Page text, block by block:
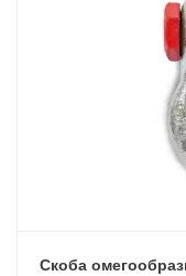
Скоба